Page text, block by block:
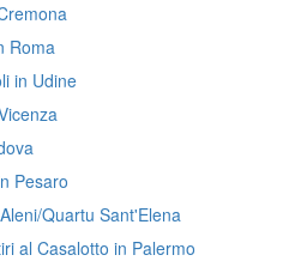
Roma
in Udine
Pesaro
Quartu Sant'Elena
al Casalotto in Palermo